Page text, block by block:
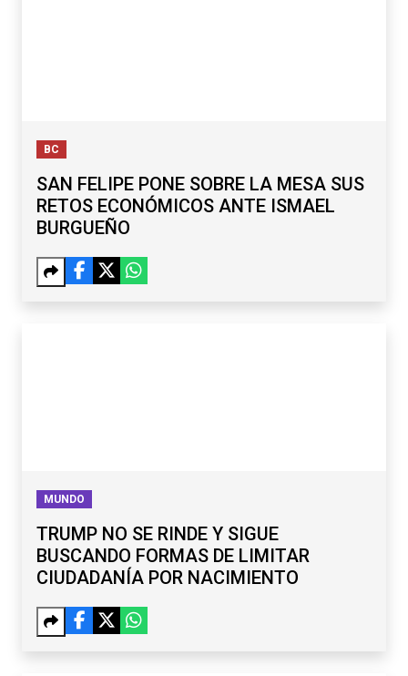
BC
SAN FELIPE PONE SOBRE LA MESA SUS
RETOS ECONÓMICOS ANTE ISMAEL
BURGUEÑO
MUNDO
TRUMP NO SE RINDE Y SIGUE
BUSCANDO FORMAS DE LIMITAR
CIUDADANÍA POR NACIMIENTO